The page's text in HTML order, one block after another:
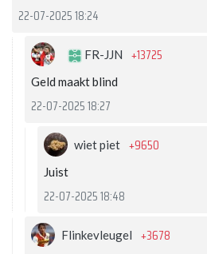
22-07-2025 18:24
FR-JJN +13725
Geld maakt blind
22-07-2025 18:27
wiet piet +9650
Juist
22-07-2025 18:48
Flinkevleugel +3678